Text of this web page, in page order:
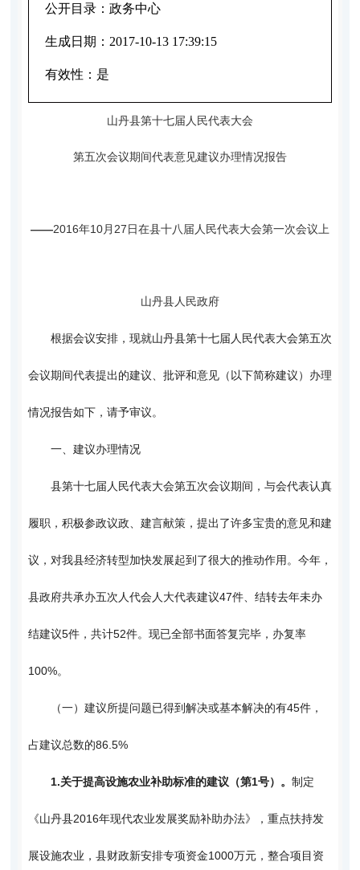
公开目录： 政务中心
生成日期： 2017-10-13 17:39:15
有效性： 是
山丹县第十七届人民代表大会
第五次会议期间代表意见建议办理情况报告
——2016年10月27日在县十八届人民代表大会第一次会议上
山丹县人民政府
根据会议安排，现就山丹县第十七届人民代表大会第五次
会议期间代表提出的建议、批评和意见（以下简称建议）办理
情况报告如下，请予审议。
一、建议办理情况
县第十七届人民代表大会第五次会议期间，与会代表认真
履职，积极参政议政、建言献策，提出了许多宝贵的意见和建
议，对我县经济转型加快发展起到了很大的推动作用。今年，
县政府共承办五次人代会人大代表建议47件、结转去年未办
结建议5件，共计52件。现已全部书面答复完毕，办复率
100%。
（一）建议所提问题已得到解决或基本解决的有45件，
占建议总数的86.5%
1.关于提高设施农业补助标准的建议（第1号）。 制定
《山丹县2016年现代农业发展奖励补助办法》，重点扶持发
展设施农业，县财政新安排专项资金1000万元，整合项目资